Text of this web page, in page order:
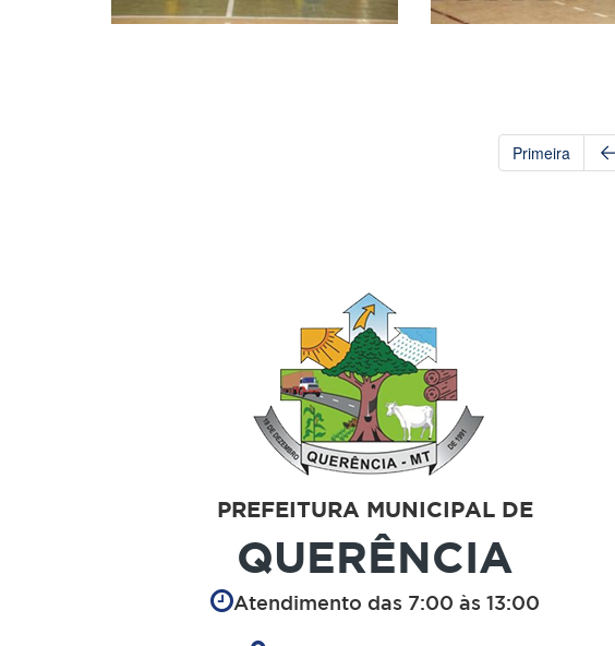
Primeira
PREFEITURA MUNICIPAL DE
QUERÊNCIA
Atendimento das 7:00 às 13:00